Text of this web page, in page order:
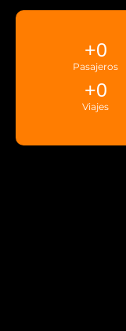
Pasajeros
+0
Viajes
+0